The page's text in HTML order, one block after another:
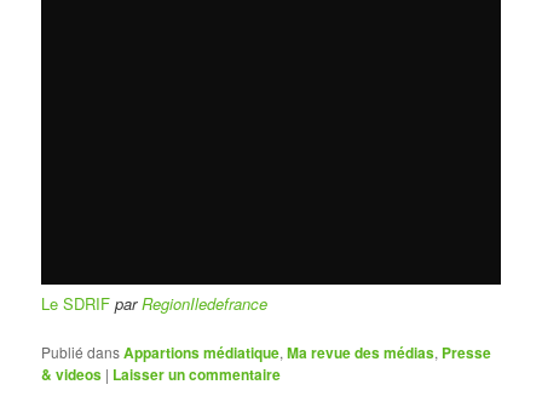
Le SDRIF parRegionIledefrance
Publié dansAppartions médiatique,Ma revue des médias, Presse
& videos | Laisser un commentaire